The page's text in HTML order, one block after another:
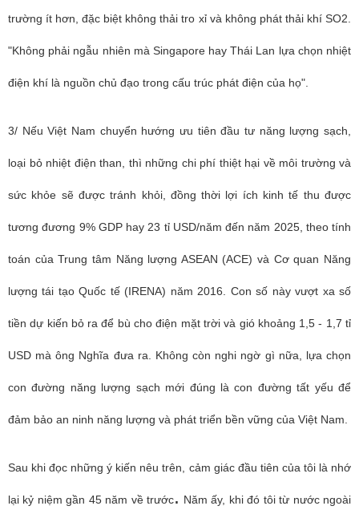
trường ít hơn, đặc biệt không thải tro xỉ và không phát thải khí SO2.
"Không phải ngẫu nhiên mà Singapore hay Thái Lan lựa chọn nhiệt
điện khí là nguồn chủ đạo trong cấu trúc phát điện của họ".
3/ Nếu Việt Nam chuyển hướng ưu tiên đầu tư năng lượng sạch,
loại bỏ nhiệt điện than, thì những chi phí thiệt hại về môi trường và
sức khỏe sẽ được tránh khỏi, đồng thời lợi ích kinh tế thu được
tương đương 9% GDP hay 23 tỉ USD/năm đến năm 2025, theo tính
toán của Trung tâm Năng lượng ASEAN (ACE) và Cơ quan Năng
lượng tái tạo Quốc tế (IRENA) năm 2016. Con số này vượt xa số
tiền dự kiến bỏ ra để bù cho điện mặt trời và gió khoảng 1,5 - 1,7 tỉ
USD mà ông Nghĩa đưa ra. Không còn nghi ngờ gì nữa, lựa chọn
con đường năng lượng sạch mới đúng là con đường tất yếu để
đảm bảo an ninh năng lượng và phát triển bền vững của Việt Nam.
Sau khi đọc những ý kiến nêu trên, cảm giác đầu tiên của tôi là nhớ
lại kỷ niệm gần 45 năm về trước. Năm ấy, khi đó tôi từ nước ngoài